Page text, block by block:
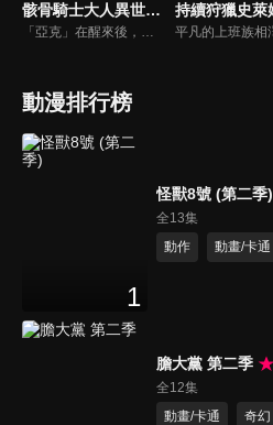
骸骨騎士大人異世界冒險中
「亞克」在醒來後，發現自己以在MMORPG使用的角色外觀被丟到異世界。而他的模樣，是外表全身鎧甲，內在全身骨骼的「骸骨騎士」。真面目曝光，肯定會被誤會成是怪物被討伐!?亞克決心當個低調的傭兵過生活。但他卻是個無法對壞事置之不理的男人！由骸骨騎士大人無自覺「懲惡勸善」的異世界奇幻故事現在登場！
動漫排行榜
1
怪獸8號 (第二季)
全13集
動作
動畫/卡通
膽大黨 第二季
全12集
動畫/卡通
奇幻